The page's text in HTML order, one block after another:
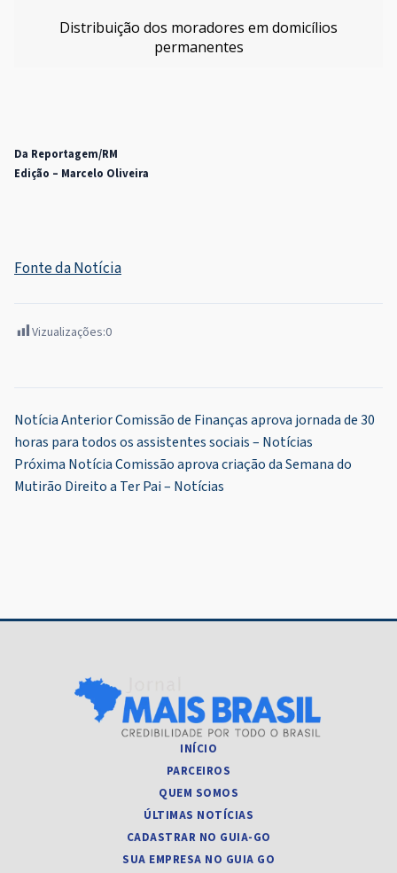
Da Reportagem/RM
Edição – Marcelo Oliveira
Fonte da Notícia
Vizualizações:0
Navegação
de
Post
Notícia AnteriorComissão de Finanças aprova jornada de 30
horas para todos os assistentes sociais – Notícias
Próxima NotíciaComissão aprova criação da Semana do
Mutirão Direito a Ter Pai – Notícias
INÍCIO
PARCEIROS
QUEM SOMOS
ÚLTIMAS NOTÍCIAS
CADASTRAR NO GUIA-GO
SUA EMPRESA NO GUIA GO